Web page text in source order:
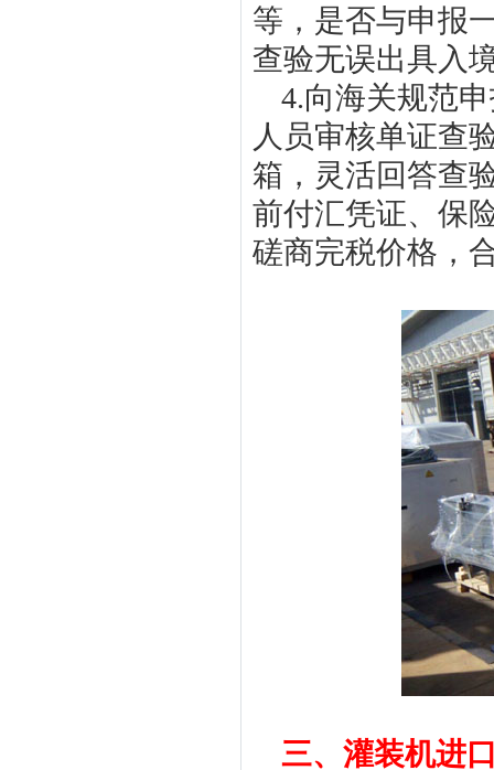
等，是否与申报
查验无误出具入
4.向海关规范
人员审核单证查
箱，灵活回答查
前付汇凭证、保
磋商完税价格，
三、灌装机进